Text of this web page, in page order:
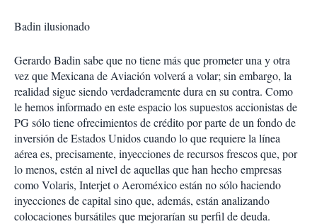
Badin ilusionado
Gerardo Badin sabe que no tiene más que prometer una y otra
vez que Mexicana de Aviación volverá a volar; sin embargo, la
realidad sigue siendo verdaderamente dura en su contra. Como
le hemos informado en este espacio los supuestos accionistas de
PG sólo tiene ofrecimientos de crédito por parte de un fondo de
inversión de Estados Unidos cuando lo que requiere la línea
aérea es, precisamente, inyecciones de recursos frescos que, por
lo menos, estén al nivel de aquellas que han hecho empresas
como Volaris, Interjet o Aeroméxico están no sólo haciendo
inyecciones de capital sino que, además, están analizando
colocaciones bursátiles que mejorarían su perfil de deuda.